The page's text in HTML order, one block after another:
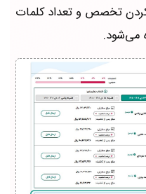
تخصص و تعداد کلمات
می‌شود.